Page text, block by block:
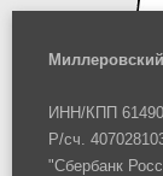
ИНН/КПП
Р/сч.
"Сбербанк